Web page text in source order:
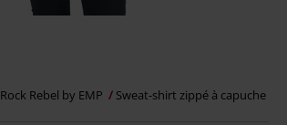
Rock Rebel by EMP Sweat-shirt zippé à capuche